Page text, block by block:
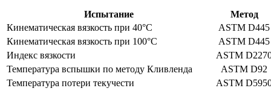
Испытание
Метод
Кинематическая вязкость при 40°C
ASTM D445
Кинематическая вязкость при 100°C
ASTM D445
Индекс вязкости
ASTM
Температура вспышки по методу Кливленда
ASTM D92
Температура потери текучести
ASTM